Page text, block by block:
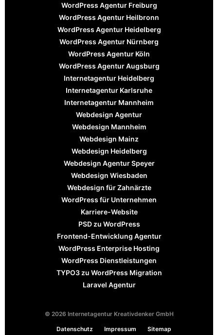
WordPress Agentur Freiburg
WordPress Agentur Heilbronn
WordPress Agentur Heidelberg
WordPress Agentur Nürnberg
WordPress Agentur Köln
WordPress Agentur Augsburg
Internetagentur Heidelberg
Internetagentur Karlsruhe
Internetagentur Mannheim
Webdesign Agentur
Webdesign Mannheim
Webdesign Mainz
Webdesign Heidelberg
Webdesign Agentur Speyer
Webdesign Wiesbaden
Webdesign für Zahnärzte
WordPress für Unternehmen
Karriere-Website
PSD zu WordPress
Frontend-Entwicklung Agentur
WordPress Enterprise Hosting
WordPress Dienstleistungen
TYPO3 zu WordPress Migration
Laravel Agentur
© 2026 Internetagentur Kreativdenker GmbH
Datenschutz Impressum Sitemap